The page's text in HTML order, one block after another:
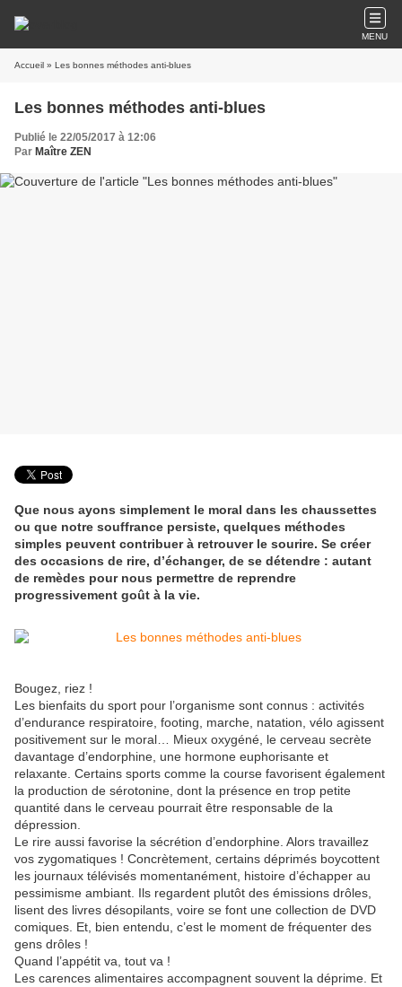
MENU
Accueil » Les bonnes méthodes anti-blues
Les bonnes méthodes anti-blues
Publié le 22/05/2017 à 12:06
Par Maître ZEN
Que nous ayons simplement le moral dans les chaussettes
ou que notre souffrance persiste, quelques méthodes
simples peuvent contribuer à retrouver le sourire. Se créer
des occasions de rire, d’échanger, de se détendre : autant
de remèdes pour nous permettre de reprendre
progressivement goût à la vie.
Bougez, riez !
Les bienfaits du sport pour l’organisme sont connus : activités
d’endurance respiratoire, footing, marche, natation, vélo agissent
positivement sur le moral… Mieux oxygéné, le cerveau secrète
davantage d’endorphine, une hormone euphorisante et
relaxante. Certains sports comme la course favorisent également
la production de sérotonine, dont la présence en trop petite
quantité dans le cerveau pourrait être responsable de la
dépression.
Le rire aussi favorise la sécrétion d’endorphine. Alors travaillez
vos zygomatiques ! Concrètement, certains déprimés boycottent
les journaux télévisés momentanément, histoire d’échapper au
pessimisme ambiant. Ils regardent plutôt des émissions drôles,
lisent des livres désopilants, voire se font une collection de DVD
comiques. Et, bien entendu, c’est le moment de fréquenter des
gens drôles !
Quand l’appétit va, tout va !
Les carences alimentaires accompagnent souvent la déprime. Et